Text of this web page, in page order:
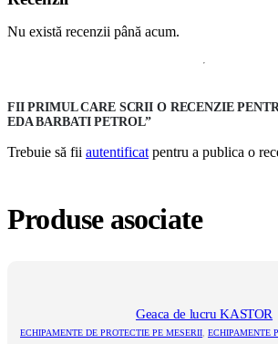
Nu există recenzii până acum.
FII PRIMUL CARE SCRII O RECENZIE
EDA BARBATI PETROL”
Trebuie să fii autentificat pentru a publica o
Produse asociate
Geaca de lucru KASTOR
ECHIPAMENTE DE PROTECTIE PE MESERII ECHIPAMENTE